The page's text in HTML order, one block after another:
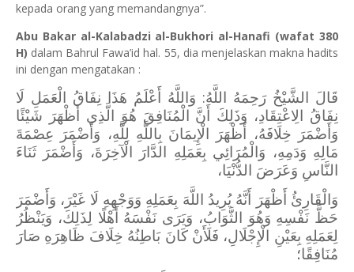
kepada orang yang memandangnya”.
Abu Bakar al-Kalabadzi al-Bukhori al-Hanafi (wafat 380
H) dalam Bahrul Fawa’id hal. 55, dia menjelaskan makna hadits
ini dengan mengatakan :
قَالَ الشَّيْخُ رَحِمَهُ اللَّهُ: وَاللَّهُ أَعْلَمُ هَذَا نِفَاقُ الْعَمَلِ لَا
نِفَاقُ الِاعْتِقَادِ، وَذَلِكَ أَنَّ الْمُنَافِقَ هُوَ الَّذِي أَظْهَرَ شَيْئًا
وَأَضْمَرَ خِلَافَهُ، أَظْهَرَ الْإِيمَانَ بِاللَّهِ لِلَّهِ، وَأَضْمَرَ عِصْمَةَ
مَالِهِ وَدَمِهِ، وَالْمُرَائِي بِعَمَلِهِ الدَّارَ الْآخِرَةَ، وَأَضْمَرَ ثَنَاءَ
النَّاسِ وَعَرَضَ الدُّنْيَا،
وَالْقَارِئُ أَظْهَرَ أَنَّهُ يُرِيدُ اللَّهَ بِعَمَلِهِ وَوَجْهِهِ لَا غَيْرَ، وَأَضْمَرَ
حَظَّ نَفْسِهِ وَهُوَ الثَّوَابُ، وَيَرَى نَفْسَهُ أَهْلًا لِذَلِكَ، وَيَنْظُرُ
لِعَمَلِهِ بِعَيْنِ الْإِجْلَالِ، فَلَأَنْ كَانَ بَاطِنُهُ خِلَافَ ظَاهِرَهِ صَارَ
مُنَافِقًا؛